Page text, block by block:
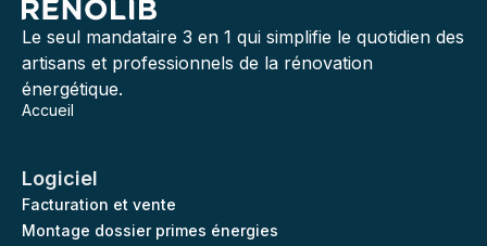
Le seul mandataire 3 en 1 qui simplifie le quotidien des
artisans et professionnels de la rénovation
énergétique.
Accueil
Logiciel
Facturation et vente
Montage dossier primes énergies